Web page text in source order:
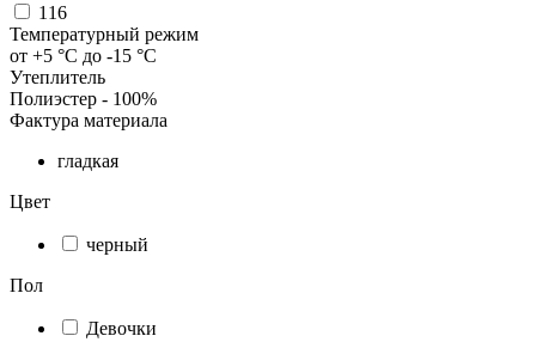
116
Температурный режим
от +5 °C до -15 °C
Утеплитель
Полиэстер - 100%
Фактура материала
гладкая
Цвет
черный
Пол
Девочки